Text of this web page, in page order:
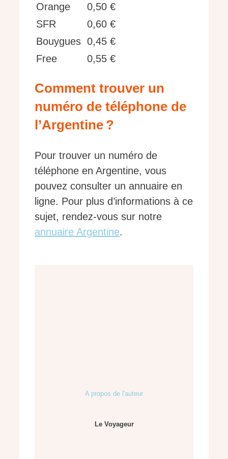
Orange
0,50 €
SFR
0,60 €
Bouygues 0,45 €
Free
0,55 €
Comment trouver un
numéro de téléphone de
l’Argentine ?
Pour trouver un numéro de
téléphone en Argentine, vous
pouvez consulter un annuaire en
ligne. Pour plus d’informations à ce
sujet, rendez-vous sur notre
annuaire Argentine.
A propos de l'auteur
Le Voyageur